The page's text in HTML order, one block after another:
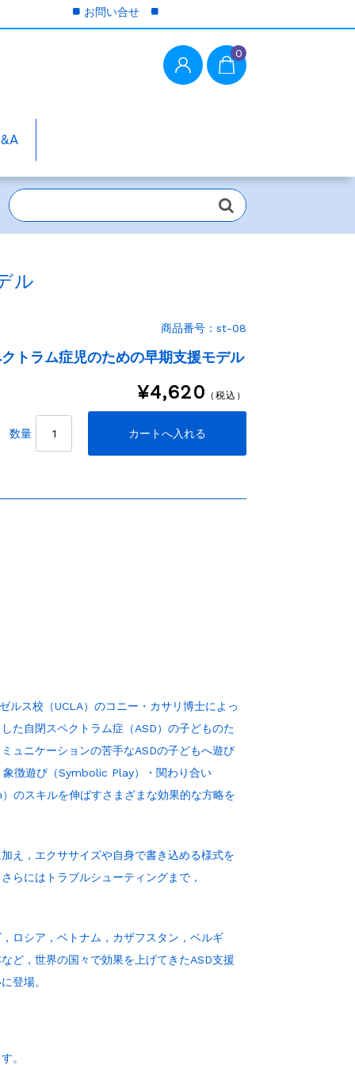
0
お問い合せ
ル
商品番号：st-08
トラム症児のための早期支援モデル
¥4,620 （税込）
数量
ルス校（UCLA）のコニー・カサリ博士によっ
た自閉スペクトラム症（ASD）の子どものた
ュニケーションの苦手なASDの子どもへ遊び
徴遊び（Symbolic Play）・関わり合い
のスキルを伸ばすさまざまな効果的な方略を
え，エクササイズや自身で書き込める様式を
らにはトラブルシューティングまで，
ロシア，ベトナム，カザフスタン，ベルギ
ど，世界の国々で効果を上げてきたASD支援
登場。
。